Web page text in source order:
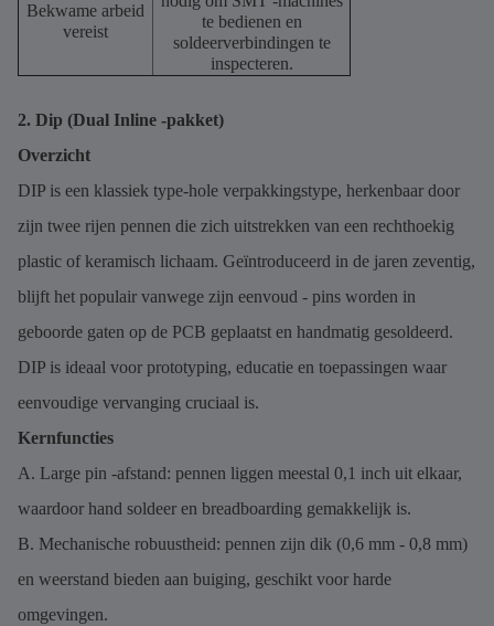
Bekwame arbeid
vereist
te bedienen en
soldeerverbindingen te
inspecteren.
2. Dip (Dual Inline -pakket)
Overzicht
DIP is een klassiek type-hole verpakkingstype, herkenbaar door
zijn twee rijen pennen die zich uitstrekken van een rechthoekig
plastic of keramisch lichaam. Geïntroduceerd in de jaren zeventig,
blijft het populair vanwege zijn eenvoud - pins worden in
geboorde gaten op de PCB geplaatst en handmatig gesoldeerd.
DIP is ideaal voor prototyping, educatie en toepassingen waar
eenvoudige vervanging cruciaal is.
Kernfuncties
A. Large pin -afstand: pennen liggen meestal 0,1 inch uit elkaar,
waardoor hand soldeer en breadboarding gemakkelijk is.
B. Mechanische robuustheid: pennen zijn dik (0,6 mm - 0,8 mm)
en weerstand bieden aan buiging, geschikt voor harde
omgevingen.